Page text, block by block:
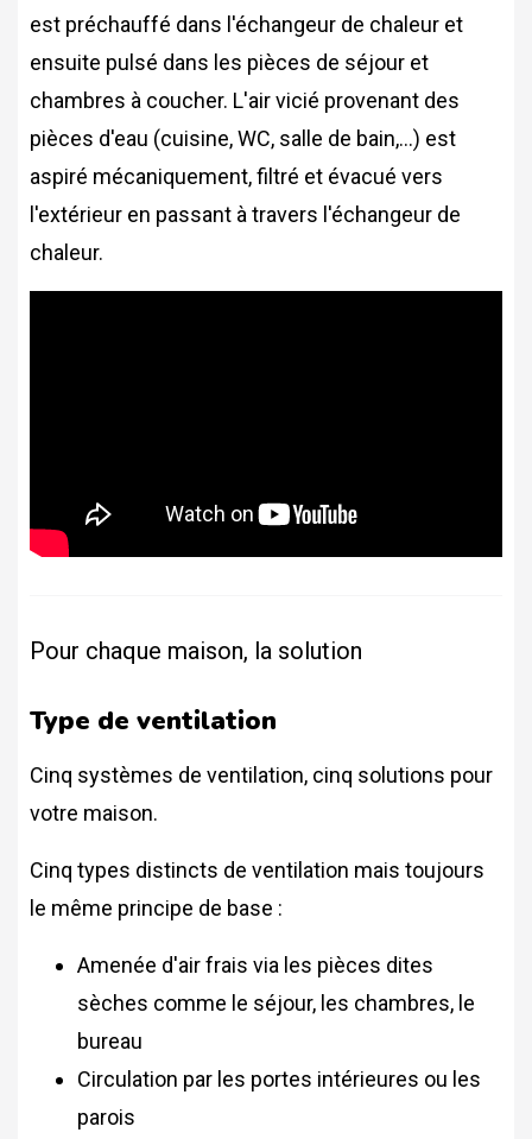
est préchauffé dans l'échangeur de chaleur et
ensuite pulsé dans les pièces de séjour et
chambres à coucher. L'air vicié provenant des
pièces d'eau (cuisine, WC, salle de bain,...) est
aspiré mécaniquement, filtré et évacué vers
l'extérieur en passant à travers l'échangeur de
chaleur.
Pour chaque maison, la solution
Type de ventilation
Cinq systèmes de ventilation, cinq solutions pour
votre maison.
Cinq types distincts de ventilation mais toujours
le même principe de base :
Amenée d'air frais via les pièces dites
sèches comme le séjour, les chambres, le
bureau
Circulation par les portes intérieures ou les
parois